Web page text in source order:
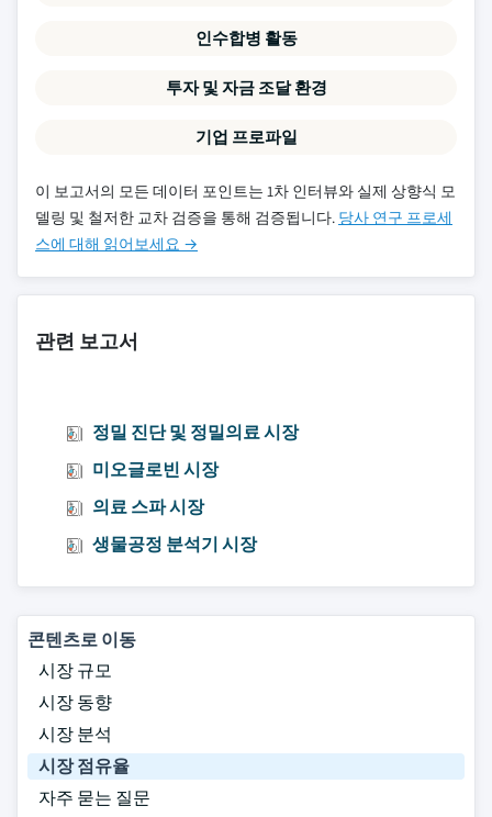
인수합병 활동
투자 및 자금 조달 환경
기업 프로파일
이 보고서의 모든 데이터 포인트는 1차 인터뷰와 실제 상향식 모
델링 및 철저한 교차 검증을 통해 검증됩니다. 당사 연구 프로세
스에 대해 읽어보세요 →
관련 보고서
정밀 진단 및 정밀의료 시장
미오글로빈 시장
의료 스파 시장
생물공정 분석기 시장
콘텐츠로 이동
시장 규모
시장 동향
시장 분석
시장 점유율
자주 묻는 질문